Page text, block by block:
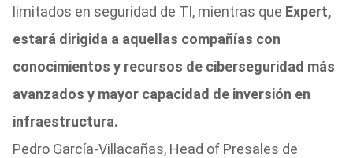
limitados en seguridad de TI, mientras que Expert,
estará dirigida a aquellas compañías con
conocimientos y recursos de ciberseguridad más
avanzados y mayor capacidad de inversión en
infraestructura.
Pedro García-Villacañas, Head of Presales de